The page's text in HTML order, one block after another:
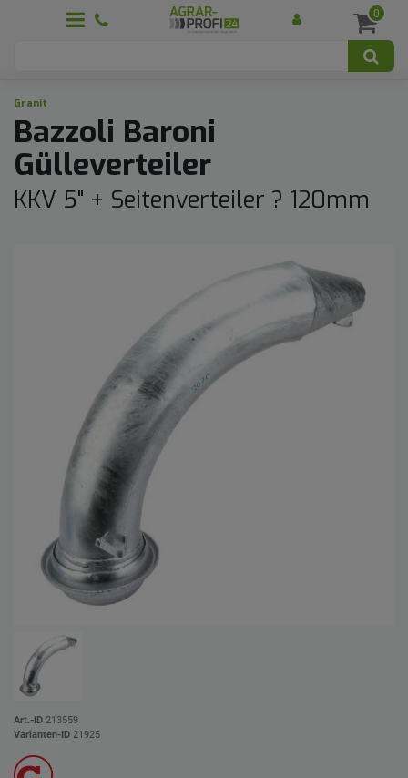
0
Granit
Bazzoli Baroni
Gülleverteiler
KKV 5" + Seitenverteiler ? 120mm
Art.-ID 213559
Varianten-ID 21925